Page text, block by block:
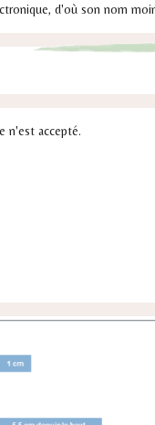
d'où son nom
n'est accepté.